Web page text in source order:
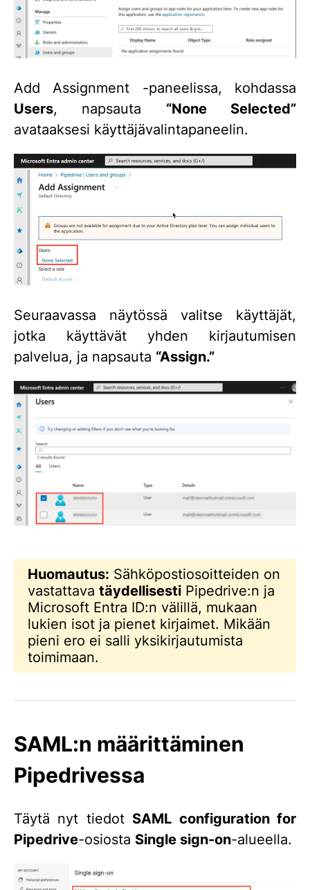
Add Assignment -paneelissa, kohdassa
Users, napsauta “None Selected”
avataaksesi käyttäjävalintapaneelin.
Seuraavassa näytössä valitse käyttäjät,
jotka käyttävät yhden kirjautumisen
palvelua, ja napsauta “Assign.”
Huomautus: Sähköpostiosoitteiden on
vastattava täydellisesti Pipedrive:n ja
Microsoft Entra ID:n välillä, mukaan
lukien isot ja pienet kirjaimet. Mikään
pieni ero ei salli yksikirjautumista
toimimaan.
SAML:n määrittäminen
Pipedrivessa
Täytä nyt tiedot SAML configuration for
Pipedrive-osiosta Single sign-on-alueella.